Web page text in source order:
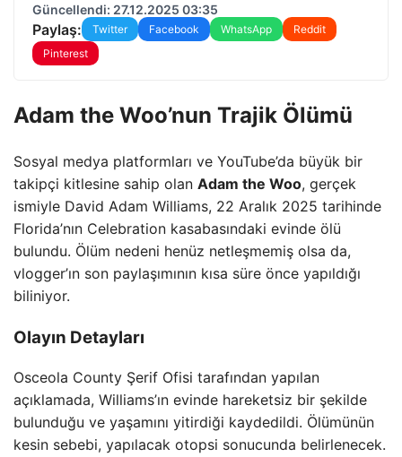
Güncellendi: 27.12.2025 03:35
Paylaş: Twitter Facebook WhatsApp
Reddit
Pinterest
Adam the Woo’nun Trajik Ölümü
Sosyal medya platformları ve YouTube’da büyük bir
takipçi kitlesine sahip olan Adam the Woo, gerçek
ismiyle David Adam Williams, 22 Aralık 2025 tarihinde
Florida’nın Celebration kasabasındaki evinde ölü
bulundu. Ölüm nedeni henüz netleşmemiş olsa da,
vlogger’ın son paylaşımının kısa süre önce yapıldığı
biliniyor.
Olayın Detayları
Osceola County Şerif Ofisi tarafından yapılan
açıklamada, Williams’ın evinde hareketsiz bir şekilde
bulunduğu ve yaşamını yitirdiği kaydedildi. Ölümünün
kesin sebebi, yapılacak otopsi sonucunda belirlenecek.